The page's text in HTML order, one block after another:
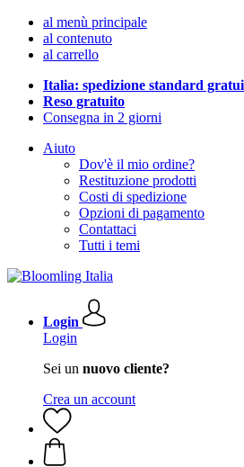
al menù principale
al contenuto
al carrello
Italia: spedizione standard
Reso gratuito
Consegna in 2 giorni
Aiuto
Dov'è il mio ordine?
Restituzione prodotti
Costi di spedizione
Opzioni di pagamento
Contattaci
Tutti i temi
Login
Login
Sei un nuovo cliente?
Crea un account